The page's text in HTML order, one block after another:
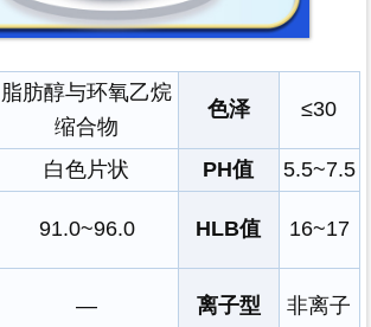
脂肪醇与环氧乙烷
缩合物
色泽 ≤30
白色片状 PH值
5.5~7.5
91.0~96.0 HLB值 16~17
— 离子型 非离子